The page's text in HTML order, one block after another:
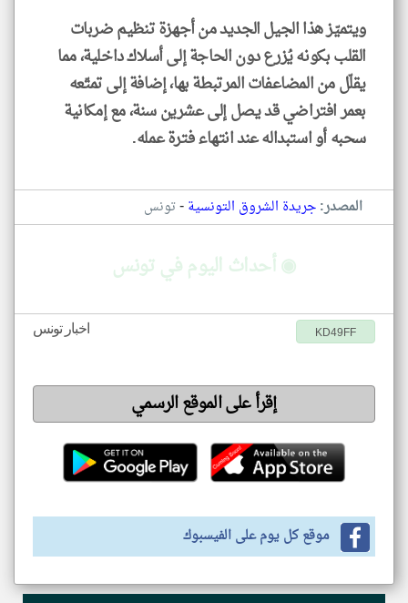
ويتميّز هذا الجيل الجديد من أجهزة تنظيم ضربات
القلب بكونه يُزرع دون الحاجة إلى أسلاك داخلية، مما
يقلّل من المضاعفات المرتبطة بها، إضافة إلى تمتّعه
بعمر افتراضي قد يصل إلى عشرين سنة، مع إمكانية
سحبه أو استبداله عند انتهاء فترة عمله.
المصدر:جريدة الشروق التونسية-تونس
◉ أحداث اليوم في تونس
اخبار تونس KD49FF
إقرأ على الموقع الرسمي
موقع كل يوم على الفيسبوك